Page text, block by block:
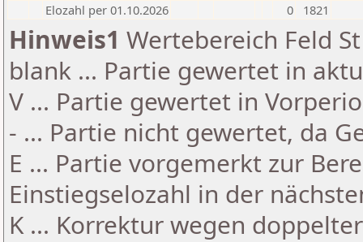
Elozahl per 01.10.2026
0 1821
Hinweis1 Wertebereich Feld
blank ... Partie gewertet in
V ... Partie gewertet in
- ... Partie nicht gewertet, da
E ... Partie vorgemerkt zur
Einstiegselozahl in der
K ... Korrektur wegen